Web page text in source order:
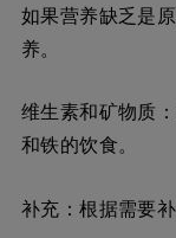
如果营养缺乏是
养。
维生素和矿物质
和铁的饮食。
补充：根据需要